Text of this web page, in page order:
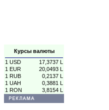
Курсы валюты
1 USD
17,3737 L
1 EUR
20,0493 L
1 RUB
0,2137 L
1 UAH
0,3881 L
1 RON
3,8154 L